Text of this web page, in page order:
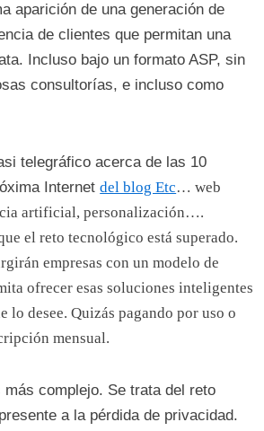
aparición de una generación de
de clientes que permitan una
Incluso bajo un formato ASP, sin
consultorías, e incluso como
telegráfico acerca de las 10
Internetdel blog Etc… web
artificial, personalización….
el reto tecnológico está superado.
empresas con un modelo de
ofrecer esas soluciones inteligentes
lo desee. Quizás pagando por uso o
mensual.
complejo. Se trata del reto
a la pérdida de privacidad.